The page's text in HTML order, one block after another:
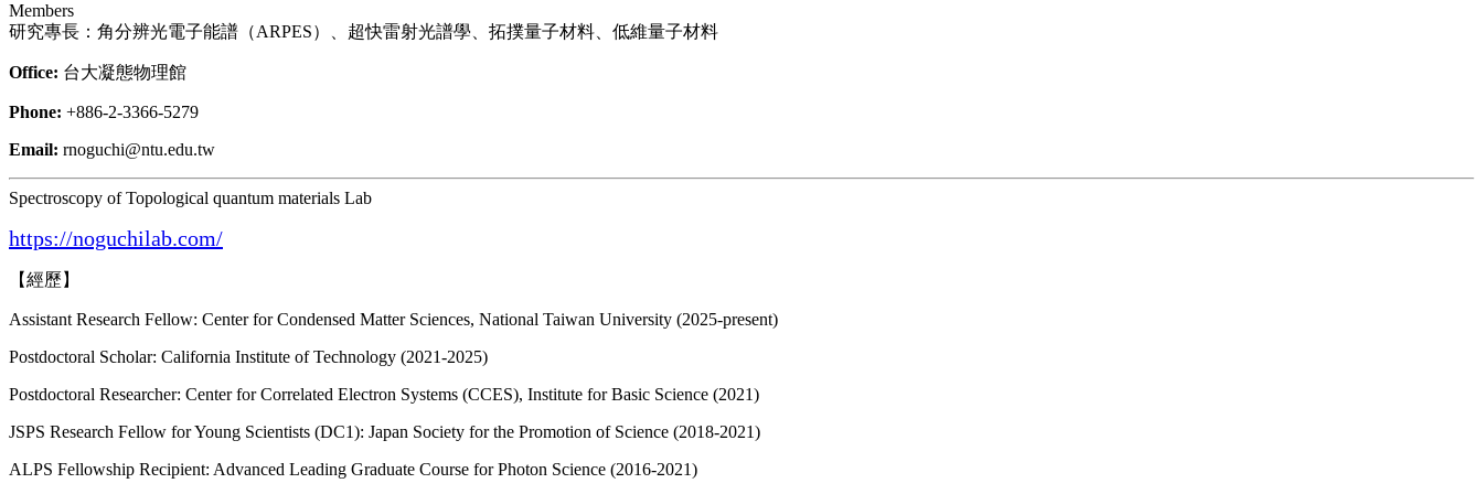
Members
研究專長：角分辨光電子能譜（ARPES）、超快雷射光譜學、拓撲量子材料、低維量子材料
Office: 台大凝態物理館
Phone: +886-2-3366-5279
Email: rnoguchi@ntu.edu.tw
Spectroscopy of Topological quantum materials Lab
https://noguchilab.com/
【經歷】
Assistant Research Fellow: Center for Condensed Matter Sciences, National Taiwan University (2025-present)
Postdoctoral Scholar: California Institute of Technology (2021-2025)
Postdoctoral Researcher: Center for Correlated Electron Systems (CCES), Institute for Basic Science (2021)
JSPS Research Fellow for Young Scientists (DC1): Japan Society for the Promotion of Science (2018-2021)
ALPS Fellowship Recipient: Advanced Leading Graduate Course for Photon Science (2016-2021)